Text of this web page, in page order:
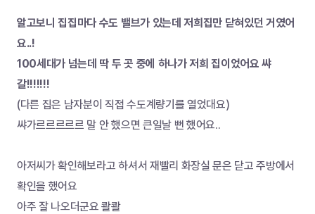
알고보니 집집마다 수도 밸브가 있는데 저희집만 닫혀있던 거였어
요..!
100세대가 넘는데 딱 두 곳 중에 하나가 저희 집이었어요 쌰
갈!!!!!!!
(다른 집은 남자분이 직접 수도계량기를 열었대요)
쌰가르르르르르 말 안 했으면 큰일날 뻔 했어요..
아저씨가 확인해보라고 하셔서 재빨리 화장실 문은 닫고 주방에서
확인을 했어요
아주 잘 나오더군요 콸콸